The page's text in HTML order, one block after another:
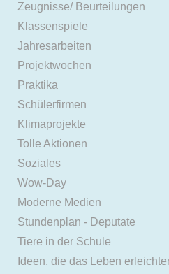
Zeugnisse/ Beurteilungen
Klassenspiele
Jahresarbeiten
Projektwochen
Praktika
Schülerfirmen
Klimaprojekte
Tolle Aktionen
Soziales
Wow-Day
Moderne Medien
Stundenplan - Deputate
Tiere in der Schule
Ideen, die das Leben